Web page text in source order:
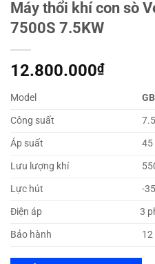
Máy thổi khí con sò
7500S 7.5KW
12.800.000₫
Model
Công suất
Áp suất
45
Lưu lượng khí
Lực hút
-
Điện áp
3
Bảo hành